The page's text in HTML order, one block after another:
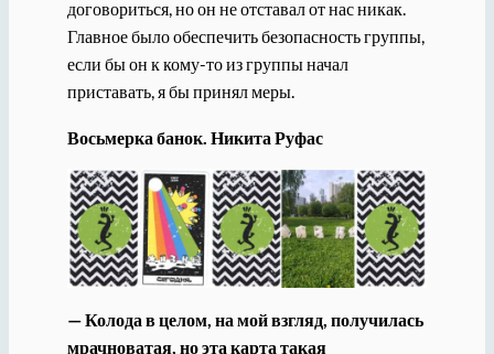
договориться, но он не отставал от нас никак.
Главное было обеспечить безопасность группы,
если бы он к кому-то из группы начал
приставать, я бы принял меры.
Восьмерка банок. Никита Руфас
— Колода в целом, на мой взгляд, получилась
мрачноватая, но эта карта такая